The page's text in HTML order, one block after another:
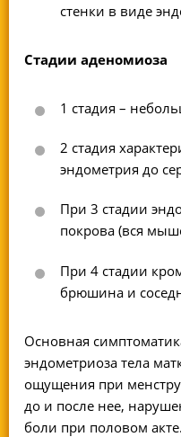
стенки в виде
Стадии аденомиоза
1 стадия –
2 стадия
эндометрия до
При 3 стадии
покрова (вся
При 4 стадии
брюшина и
Основная
эндометриоза тела
ощущения при
до и после нее,
боли при половом акте.